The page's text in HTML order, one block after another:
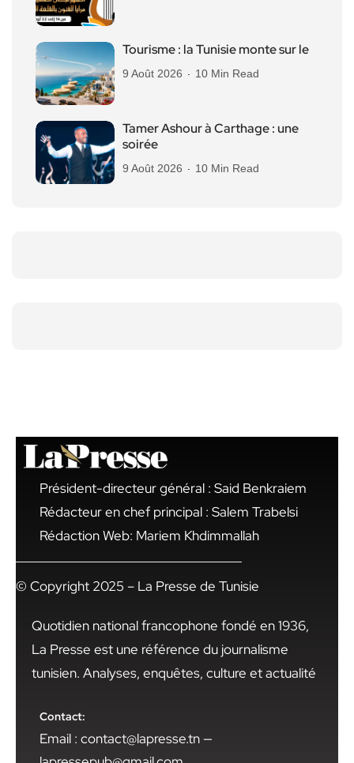
Tourisme : la Tunisie monte sur le
9 Août 2026 10 Min Read
Tamer Ashour à Carthage : une
soirée
9 Août 2026 10 Min Read
Président-directeur général : Said Benkraiem
Rédacteur en chef principal : Salem Trabelsi
Rédaction Web: Mariem Khdimmallah
© Copyright 2025 – La Presse de Tunisie
Quotidien national francophone fondé en 1936,
La Presse est une référence du journalisme
tunisien. Analyses, enquêtes, culture et actualité
Contact:
Email : contact@lapresse.tn —